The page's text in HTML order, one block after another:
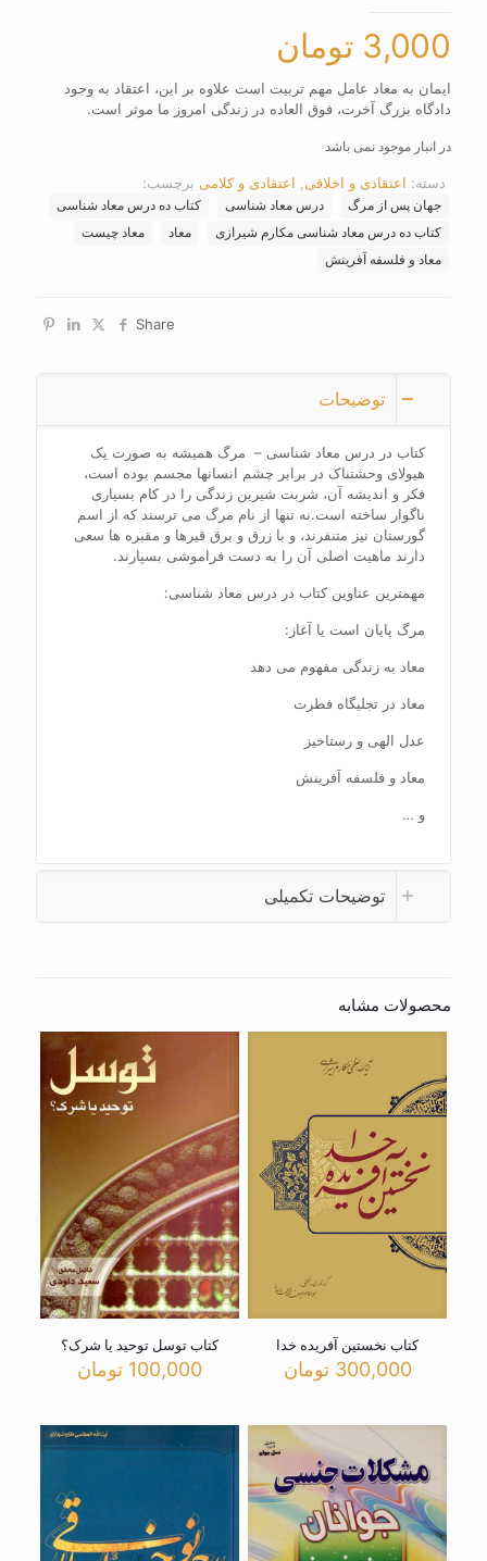
3,000 تومان
ایمان به معاد عامل مهم تربیت است علاوه بر این، اعتقاد به وجود
دادگاه بزرگ آخرت، فوق العاده در زندگی امروز ما موثر است.
در انبار موجود نمی باشد
دسته: اعتقادی و اخلاقی اعتقادی و کلامی برچسب:
جهان پس از مرگ درس معاد شناسی
کتاب ده درس معاد شناسی
کتاب ده درس معاد شناسی مکارم شیرازی
معاد
معاد چیست
معاد و فلسفه آفرینش
Share
توضیحات
کتاب در درس معاد شناسی – مرگ همیشه به صورت یک
هیولای وحشتناک در برابر چشم انسانها مجسم بوده است،
فکر و اندیشه آن، شربت شیرین زندگی را در کام بسیاری
ناگوار ساخته است.نه تنها از نام مرگ می ترسند که از اسم
گورستان نیز متنفرند، و با زرق و برق قبرها و مقبره ها سعی
دارند ماهیت اصلی آن را به دست فراموشی بسپارند.
مهمترین عناوین کتاب در درس معاد شناسی:
مرگ پایان است یا آغاز:
معاد به زندگی مفهوم می دهد
معاد در تجلیگاه فطرت
عدل الهی و رستاخیز
معاد و فلسفه آفرینش
و …
توضیحات تکمیلی
محصولات مشابه
کتاب نخستین آفریده خدا
300,000 تومان
کتاب توسل توحید یا شرک؟
100,000 تومان